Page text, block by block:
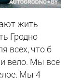
жить
Гродно
всех, что б
вело. Мы все
Мы 4